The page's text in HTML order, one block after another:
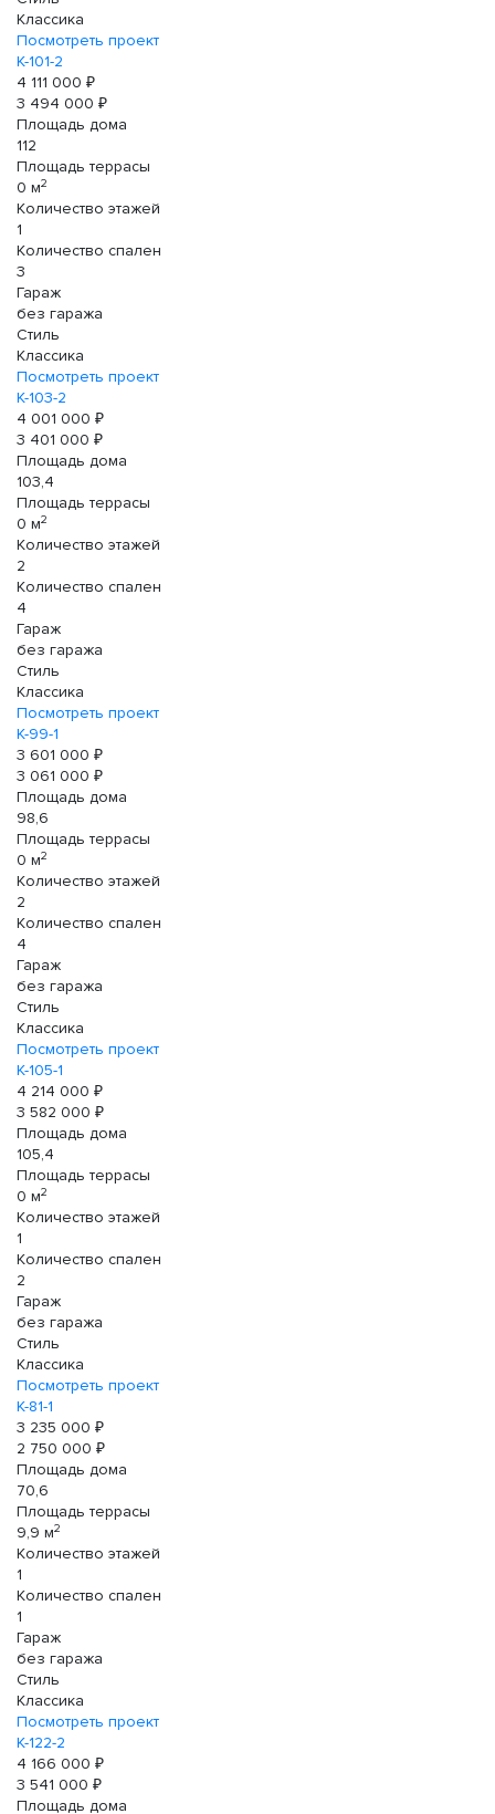
Классика
Посмотреть проект
К-101-2
4 111 000 ₽
3 494 000 ₽
Площадь дома
112
Площадь террасы
0 м2
Количество этажей
1
Количество спален
3
Гараж
без гаража
Стиль
Классика
Посмотреть проект
К-103-2
4 001 000 ₽
3 401 000 ₽
Площадь дома
103,4
Площадь террасы
0 м2
Количество этажей
2
Количество спален
4
Гараж
без гаража
Стиль
Классика
Посмотреть проект
К-99-1
3 601 000 ₽
3 061 000 ₽
Площадь дома
98,6
Площадь террасы
0 м2
Количество этажей
2
Количество спален
4
Гараж
без гаража
Стиль
Классика
Посмотреть проект
К-105-1
4 214 000 ₽
3 582 000 ₽
Площадь дома
105,4
Площадь террасы
0 м2
Количество этажей
1
Количество спален
2
Гараж
без гаража
Стиль
Классика
Посмотреть проект
К-81-1
3 235 000 ₽
2 750 000 ₽
Площадь дома
70,6
Площадь террасы
9,9 м2
Количество этажей
1
Количество спален
1
Гараж
без гаража
Стиль
Классика
Посмотреть проект
К-122-2
4 166 000 ₽
3 541 000 ₽
Площадь дома